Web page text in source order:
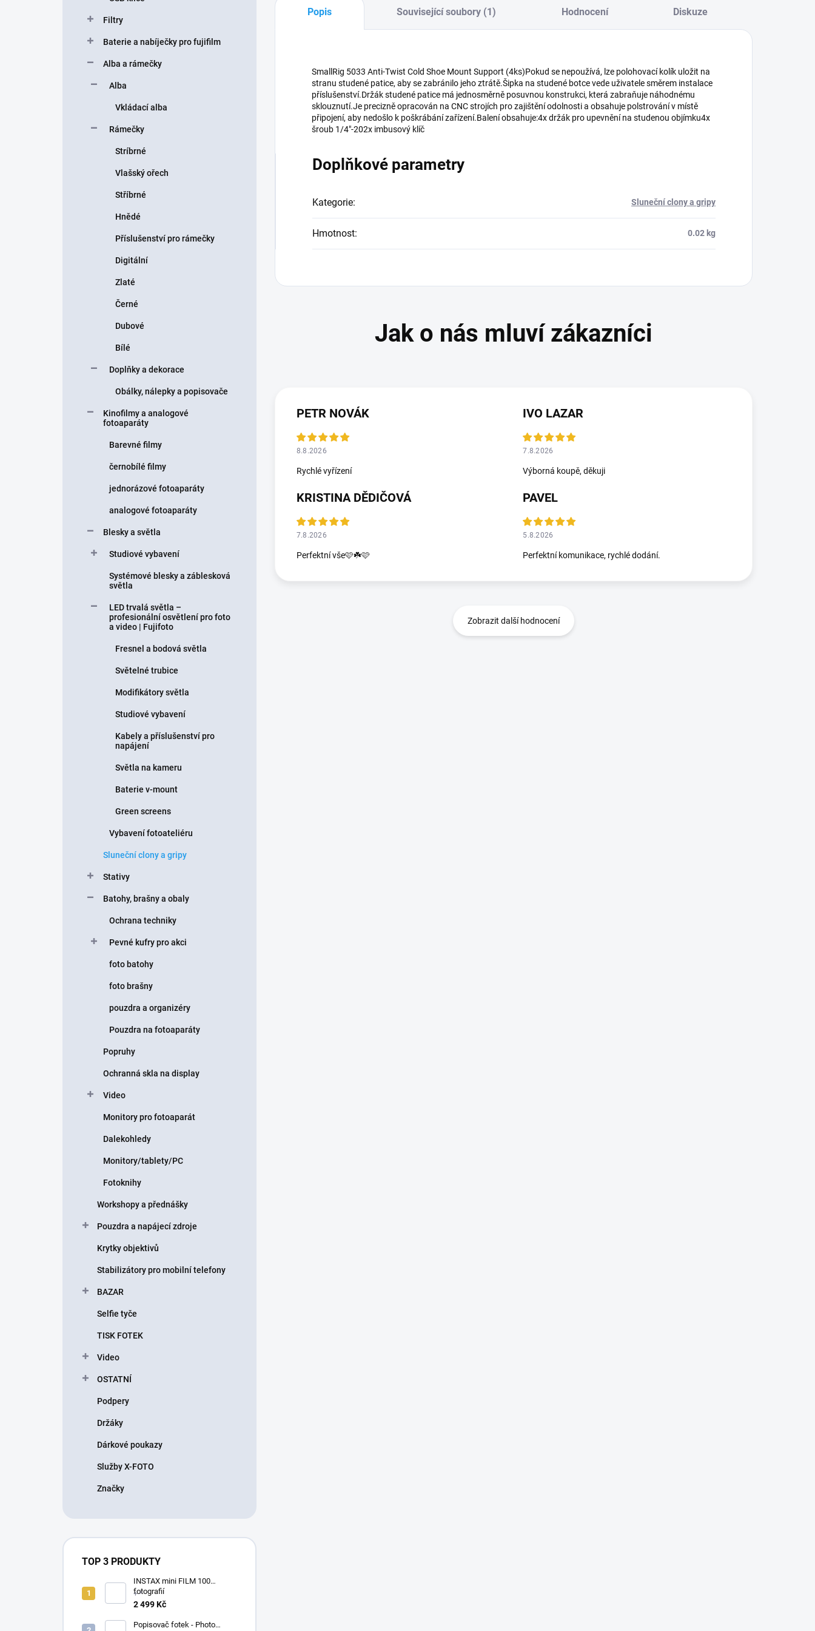
Filtry
Baterie a nabíječky pro fujifilm
Alba a rámečky
Alba
Vkládací alba
Rámečky
Stríbrné
Vlašský ořech
Stříbrné
Hnědé
Příslušenství pro rámečky
Digitální
Zlaté
Černé
Dubové
Bílé
Doplňky a dekorace
Obálky, nálepky a popisovače
Kinofilmy a analogové
fotoaparáty
Barevné filmy
černobílé filmy
jednorázové fotoaparáty
analogové fotoaparáty
Blesky a světla
Studiové vybavení
Systémové blesky a záblesková
světla
LED trvalá světla –
profesionální osvětlení pro foto
a video | Fujifoto
Fresnel a bodová světla
Světelné trubice
Modifikátory světla
Studiové vybavení
Kabely a příslušenství pro
napájení
Světla na kameru
Baterie v-mount
Green screens
Vybavení fotoateliéru
Sluneční clony a gripy
Stativy
Batohy, brašny a obaly
Ochrana techniky
Pevné kufry pro akci
foto batohy
foto brašny
pouzdra a organizéry
Pouzdra na fotoaparáty
Popruhy
Ochranná skla na display
Video
Monitory pro fotoaparát
Dalekohledy
Monitory/tablety/PC
Fotoknihy
Workshopy a přednášky
Pouzdra a napájecí zdroje
Krytky objektivů
Stabilizátory pro mobilní telefony
BAZAR
Selfie tyče
TISK FOTEK
Video
OSTATNÍ
Podpery
Držáky
Dárkové poukazy
Služby X-FOTO
Značky
TOP 3 PRODUKTY
INSTAX mini FILM 100
fotografií
+ *
2 499 Kč
Popisovač fotek - Photo
Popis Související soubory (1) Hodnocení Diskuze
SmallRig 5033 Anti-Twist Cold Shoe Mount Support (4ks)Pokud se nepoužívá, lze polohovací kolík uložit na
stranu studené patice, aby se zabránilo jeho ztrátě.Šipka na studené botce vede uživatele směrem instalace
příslušenství.Držák studené patice má jednosměrně posuvnou konstrukci, která zabraňuje náhodnému
sklouznutí.Je precizně opracován na CNC strojích pro zajištění odolnosti a obsahuje polstrování v místě
připojení, aby nedošlo k poškrábání zařízení.Balení obsahuje:4x držák pro upevnění na studenou objímku4x
šroub 1/4"-202x imbusový klíč
Doplňkové parametry
Kategorie: Sluneční clony a gripy
Hmotnost: 0.02 kg
PETR NOVÁK
8.8.2026
Rychlé vyřízení
IVO LAZAR
7.8.2026
Výborná koupě, děkuji
KRISTINA DĚDIČOVÁ
7.8.2026
Perfektní vše🩷☘️🩷
PAVEL
5.8.2026
Perfektní komunikace, rychlé dodání.
Zobrazit další hodnocení